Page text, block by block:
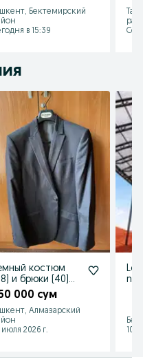
Бектемирский
в 15:39
костюм
и брюки (40)
Celio
000 сум
Алмазарский
июля 2026 г.
10